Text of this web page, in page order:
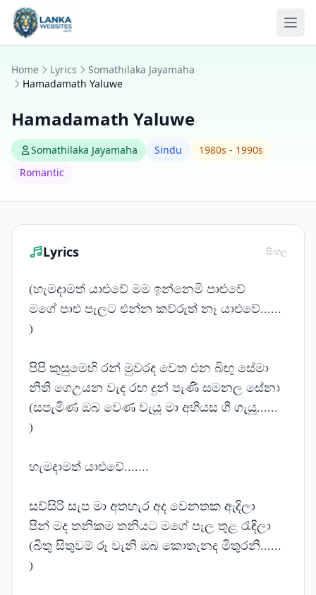
Skip to content
Home Lyrics
Somathilaka Jayamaha
Hamadamath Yaluwe
Hamadamath Yaluwe
Somathilaka Jayamaha Sindu
1980s - 1990s
Romantic
Lyrics සිංහල
(හැමදාමත් යාළුවේ මම ඉන්නෙමි පාළුවේ
මගේ පාළු පැලට එන්න කව්රුත් නෑ යාළුවේ......
)
පිපි කුසුමෙහි රන් මුවරද වෙත එන බිඟු සේමා
නිති ගෙඋයන වැද රඟ දුන් පැණි සමනල සේනා
(සපැමිණ ඔබ වෙණ වැයූ මා අභියස ගී ගැයූ......
)
හැමදාමත් යාළුවේ.......
සව්සිරි සැප මා අතහැර අද වෙනතක ඇදිලා
පින් මද තනිකම තනියට මගේ පැල තුළ රැඳිලා
(බිතු සිතුවම් රූ වැනි ඔබ කොතැනද මිතුරනි......
)